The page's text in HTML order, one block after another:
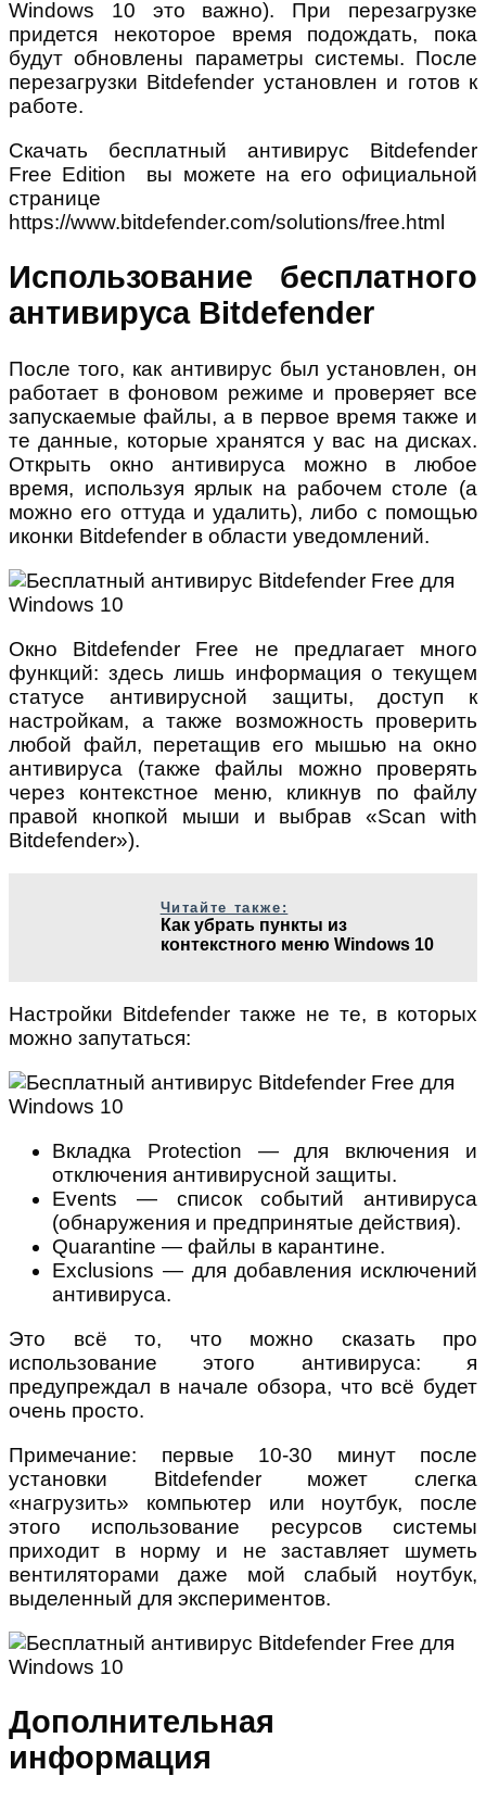
Windows 10 это важно). При перезагрузке
придется некоторое время подождать, пока
будут обновлены параметры системы. После
перезагрузки Bitdefender установлен и готов к
работе.
Скачать бесплатный антивирус Bitdefender
Free Edition вы можете на его официальной
странице
https://www.bitdefender.com/solutions/free.html
Использование бесплатного
антивируса Bitdefender
После того, как антивирус был установлен, он
работает в фоновом режиме и проверяет все
запускаемые файлы, а в первое время также и
те данные, которые хранятся у вас на дисках.
Открыть окно антивируса можно в любое
время, используя ярлык на рабочем столе (а
можно его оттуда и удалить), либо с помощью
иконки Bitdefender в области уведомлений.
Окно Bitdefender Free не предлагает много
функций: здесь лишь информация о текущем
статусе антивирусной защиты, доступ к
настройкам, а также возможность проверить
любой файл, перетащив его мышью на окно
антивируса (также файлы можно проверять
через контекстное меню, кликнув по файлу
правой кнопкой мыши и выбрав «Scan with
Bitdefender»).
Читайте также:
Как убрать пункты из
контекстного меню Windows 10
Настройки Bitdefender также не те, в которых
можно запутаться:
Вкладка Protection — для включения и
отключения антивирусной защиты.
Events — список событий антивируса
(обнаружения и предпринятые действия).
Quarantine — файлы в карантине.
Exclusions — для добавления исключений
антивируса.
Это всё то, что можно сказать про
использование этого антивируса: я
предупреждал в начале обзора, что всё будет
очень просто.
Примечание: первые 10-30 минут после
установки Bitdefender может слегка
«нагрузить» компьютер или ноутбук, после
этого использование ресурсов системы
приходит в норму и не заставляет шуметь
вентиляторами даже мой слабый ноутбук,
выделенный для экспериментов.
Дополнительная
информация